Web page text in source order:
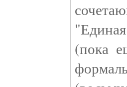
(пока